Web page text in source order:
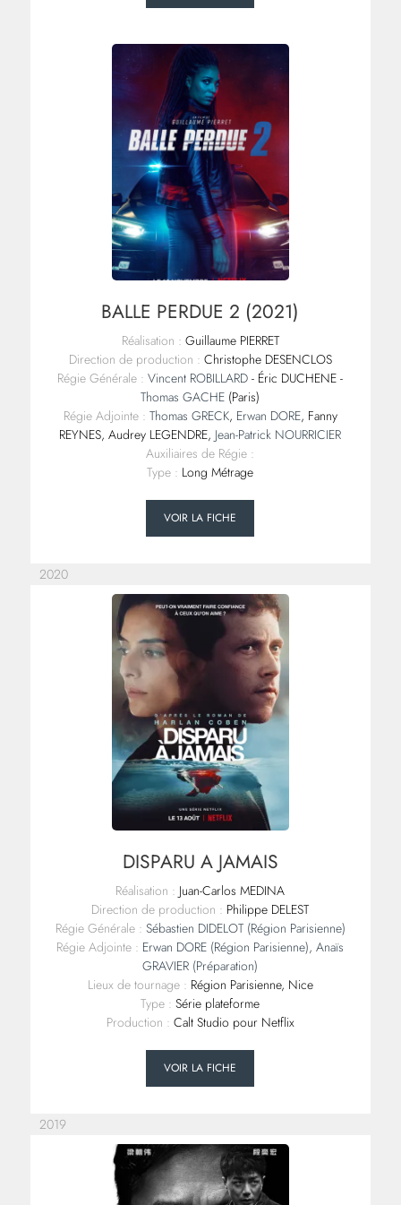
BALLE PERDUE 2 (2021)
Réalisation : Guillaume PIERRET
Direction de production : Christophe DESENCLOS
Régie Générale : Vincent ROBILLARD - Éric DUCHENE -
Thomas GACHE (Paris)
Régie Adjointe : Thomas GRECK, Erwan DORE, Fanny
REYNES, Audrey LEGENDRE, Jean-Patrick NOURRICIER
Auxiliaires de Régie :
Type : Long Métrage
VOIR LA FICHE
2020
DISPARU A JAMAIS
Réalisation : Juan-Carlos MEDINA
Direction de production : Philippe DELEST
Régie Générale : Sébastien DIDELOT (Région Parisienne)
Régie Adjointe : Erwan DORE (Région Parisienne),Anaïs
GRAVIER (Préparation)
Lieux de tournage : Région Parisienne, Nice
Type : Série plateforme
Production : Calt Studio pour Netflix
VOIR LA FICHE
2019